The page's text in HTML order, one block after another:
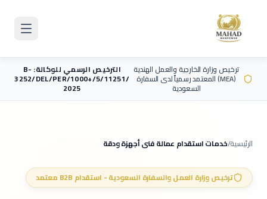
ترخيص وزارة الخارجية والعمل الهندية
(MEA) المعتمد رسمياً لدى السفارة
السعودية
الترخيص الرسمي للوكالة: B-
3252/DEL/PER/1000+/5/11251/
2025
الرئيسية/خدمات استقدام عمالةفني أجهزة ودقة
ترخيص وزارة العمل والسفارة السعودية - استقدام B2B معتمد